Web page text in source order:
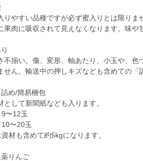
りやすい品種ですが必ず蜜入りとは限りま
果肉に吸収されて見えなくなります。味や
不揃い。傷、変形、軸あたり、小玉や、
せん。輸送中の押しキズなども含めての「
め/簡易梱包
として新聞紙なども入ります。
〜12玉
〜20玉
材も含めて約5kgになります。
りんご